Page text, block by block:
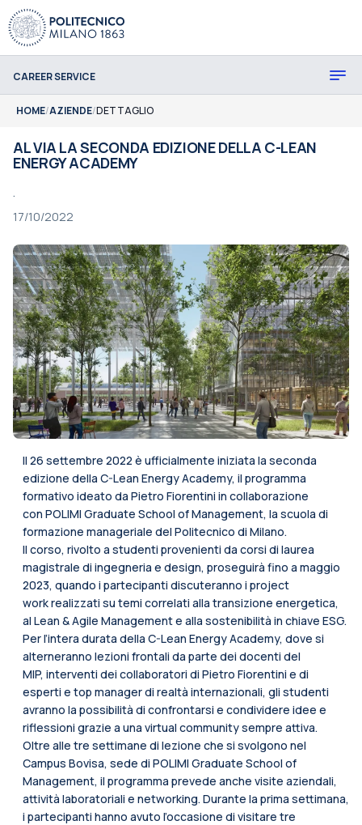
CAREER SERVICE
HOME/AZIENDE/DETTAGLIO
AL VIA LA SECONDA EDIZIONE DELLA C-LEAN
ENERGY ACADEMY
.
17/10/2022
Il 26 settembre 2022 è ufficialmente iniziata la seconda
edizione della C-Lean Energy Academy, il programma
formativo ideato da Pietro Fiorentini in collaborazione
con POLIMI Graduate School of Management, la scuola di
formazione manageriale del Politecnico di Milano.
Il corso, rivolto a studenti provenienti da corsi di laurea
magistrale di ingegneria e design, proseguirà fino a maggio
2023, quando i partecipanti discuteranno i project
work realizzati su temi correlati alla transizione energetica,
al Lean & Agile Management e alla sostenibilità in chiave ESG.
Per l’intera durata della C-Lean Energy Academy, dove si
alterneranno lezioni frontali da parte dei docenti del
MIP, interventi dei collaboratori di Pietro Fiorentini e di
esperti e top manager di realtà internazionali, gli studenti
avranno la possibilità di confrontarsi e condividere idee e
riflessioni grazie a una virtual community sempre attiva.
Oltre alle tre settimane di lezione che si svolgono nel
Campus Bovisa, sede di POLIMI Graduate School of
Management, il programma prevede anche visite aziendali,
attività laboratoriali e networking. Durante la prima settimana,
i partecipanti hanno avuto l’occasione di visitare tre